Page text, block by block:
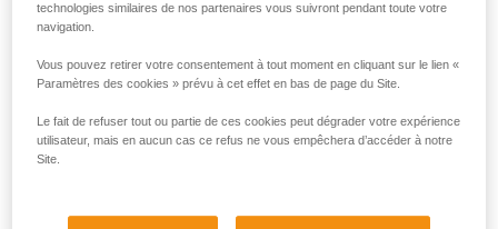
technologies similaires de nos partenaires vous suivront pendant toute votre
navigation.
Vous pouvez retirer votre consentement à tout moment en cliquant sur le lien «
Paramètres des cookies » prévu à cet effet en bas de page du Site.
Le fait de refuser tout ou partie de ces cookies peut dégrader votre expérience
utilisateur, mais en aucun cas ce refus ne vous empêchera d’accéder à notre
Site.